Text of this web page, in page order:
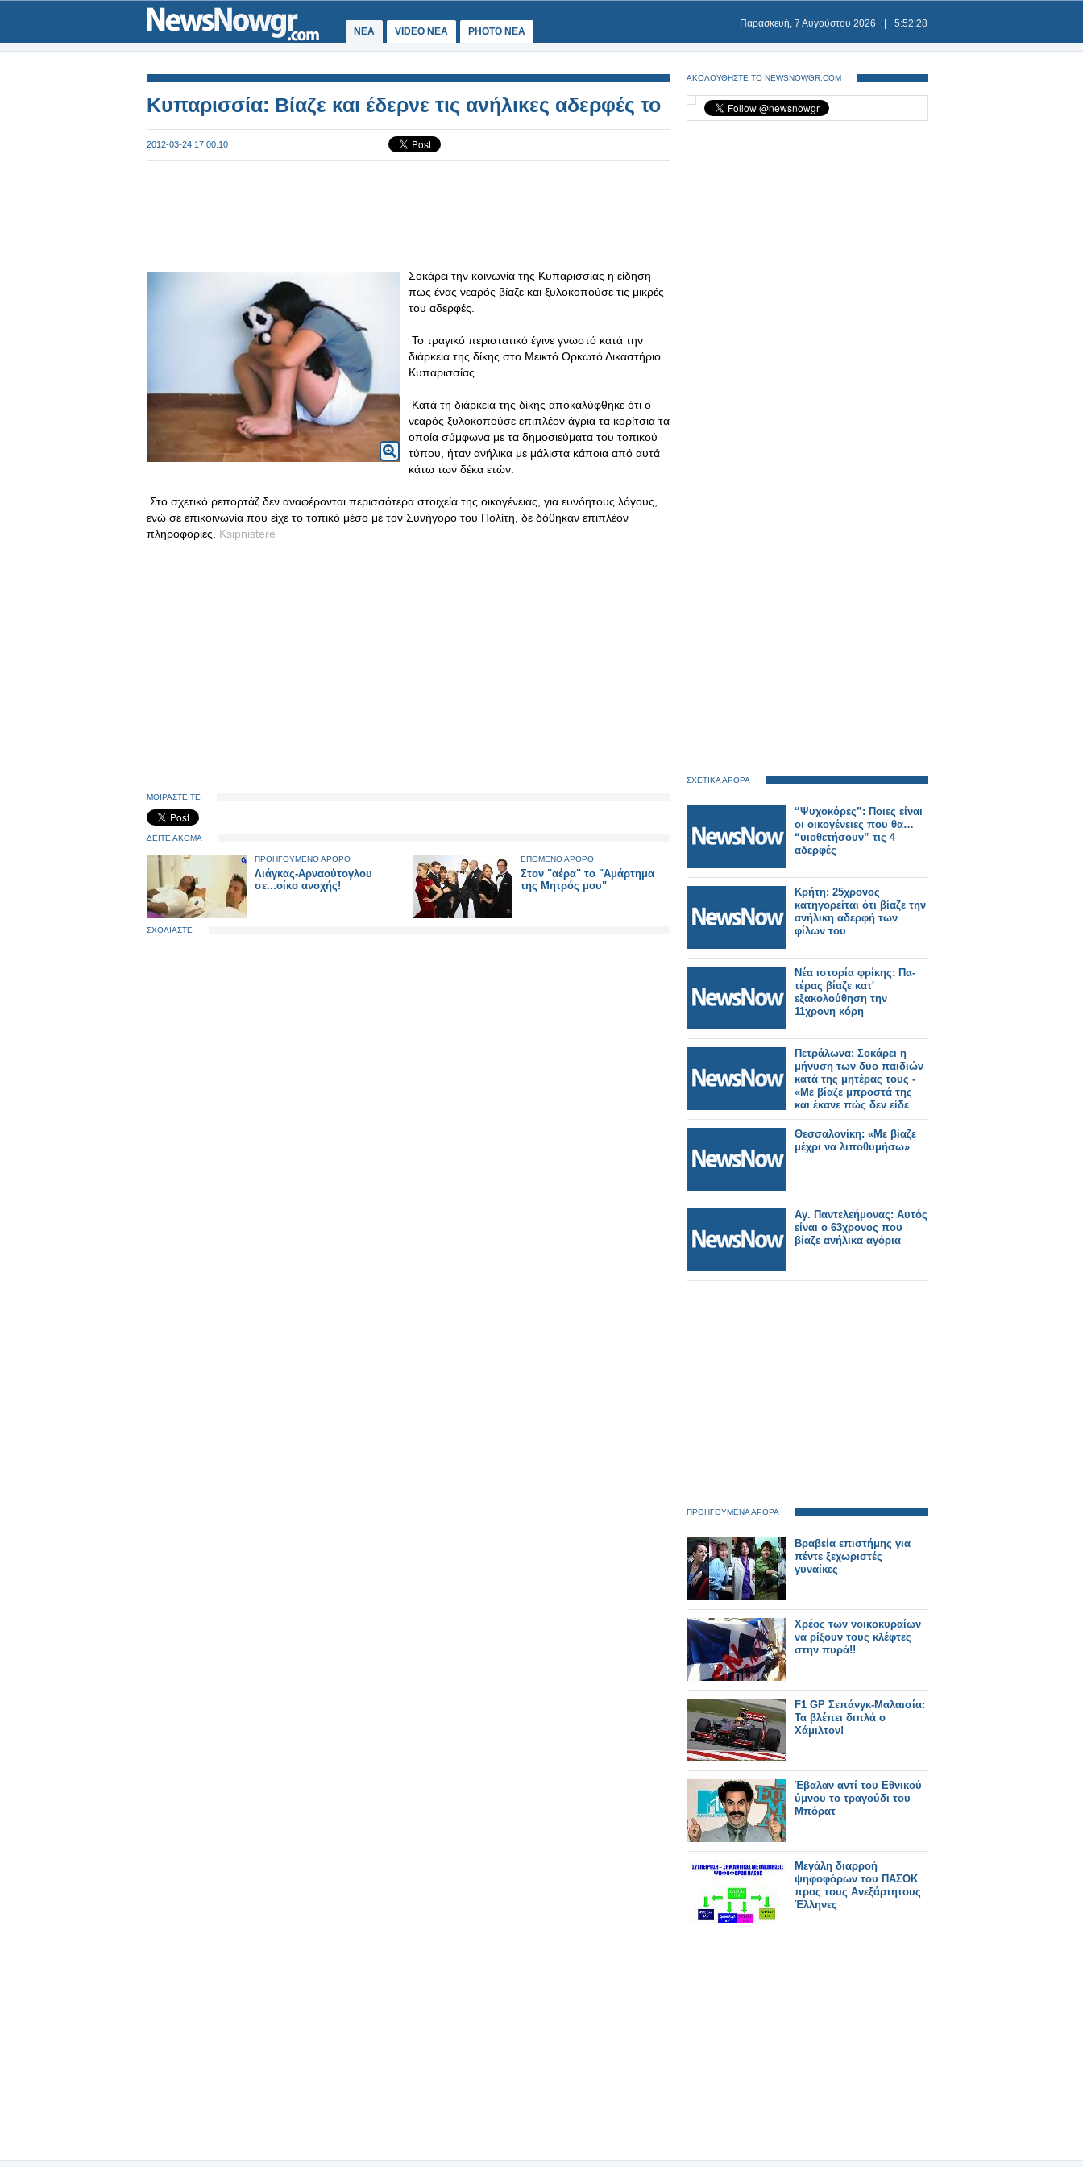
ΝΕΑ VIDEO NEA PHOTO NEA
Παρασκευή, 7 Αυγούστου 2026 5:52:28
Kυπαρισσία: Βίαζε και έδερνε τις ανήλικες αδερφές το
2012-03-24 17:00:10
Σοκάρει την κοινωνία της Κυπαρισσίας η είδηση
πως ένας νεαρός βίαζε και ξυλοκοπούσε τις μικρές
του αδερφές.
Το τραγικό περιστατικό έγινε γνωστό κατά την
διάρκεια της δίκης στο Μεικτό Ορκωτό Δικαστήριο
Κυπαρισσίας.
Κατά τη διάρκεια της δίκης αποκαλύφθηκε ότι ο
νεαρός ξυλοκοπούσε επιπλέον άγρια τα κορίτσια τα
οποία σύμφωνα με τα δημοσιεύματα του τοπικού
τύπου, ήταν ανήλικα με μάλιστα κάποια από αυτά
κάτω των δέκα ετών.
Στο σχετικό ρεπορτάζ δεν αναφέρονται περισσότερα στοιχεία της οικογένειας, για ευνόητους λόγους,
ενώ σε επικοινωνία που είχε το τοπικό μέσο με τον Συνήγορο του Πολίτη, δε δόθηκαν επιπλέον
πληροφορίες. Ksipnistere
ΜΟΙΡΑΣΤΕΙΤΕ
ΔΕΙΤΕ ΑΚΟΜΑ
ΠΡΟΗΓΟΥΜΕΝΟ ΑΡΘΡΟ
Λιάγκας-Αρναούτογλου
σε...οίκο ανοχής!
ΕΠΟΜΕΝΟ ΑΡΘΡΟ
Στον "αέρα" το "Αμάρτημα
της Μητρός μου"
ΣΧΟΛΙΑΣΤΕ
ΑΚΟΛΟΥΘΗΣΤΕ ΤΟ NEWSNOWGR.COM
ΣΧΕΤΙΚΑ ΑΡΘΡΑ
“Ψυχοκόρες”: Ποιες είναι
οι οικογένειες που θα…
“υιοθετήσουν” τις 4
αδερφές
Κρήτη: 25χρονος
κατηγορείται ότι βίαζε την
ανήλικη αδερφή των
φίλων του
Νέα ιστορία φρίκης: Πα-
τέρας βίαζε κατ'
εξακολούθηση την
11χρονη κόρη
Πετράλωνα: Σοκάρει η
μήνυση των δυο παιδιών
κατά της μητέρας τους -
«Με βίαζε μπροστά της
και έκανε πώς δεν είδε
τίποτα»
Θεσσαλονίκη: «Mε βίαζε
μέχρι να λιποθυμήσω»
Αγ. Παντελεήμονας: Αυτός
είναι ο 63χρονος που
βίαζε ανήλικα αγόρια
ΠΡΟΗΓΟΥΜΕΝΑ ΑΡΘΡΑ
Βραβεία επιστήμης για
πέντε ξεχωριστές
γυναίκες
Χρέος των νοικοκυραίων
να ρίξουν τους κλέφτες
στην πυρά!!
F1 GP Σεπάνγκ-Μαλαισία:
Τα βλέπει διπλά ο
Χάμιλτον!
Έβαλαν αντί του Εθνικού
ύμνου το τραγούδι του
Μπόρατ
Μεγάλη διαρροή
ψηφοφόρων του ΠΑΣΟΚ
προς τους Ανεξάρτητους
Έλληνες